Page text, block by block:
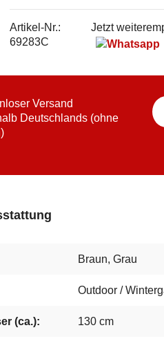
Artikel-Nr.:
69283C
Jetzt
Versand
Deutschlands (ohne
Braun, Grau
Outdoor /
(ca.): 130 cm